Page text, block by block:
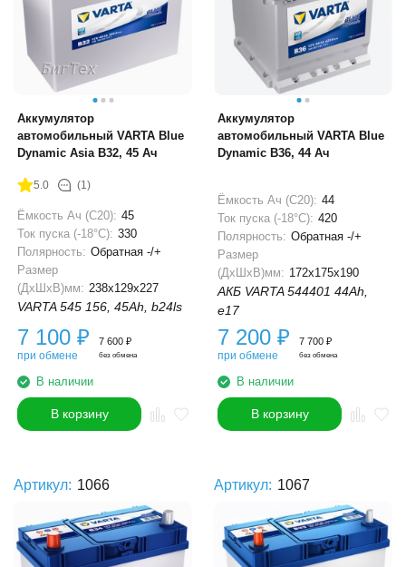
Аккумулятор
автомобильный VARTA Blue
Dynamic Asia B32, 45 Ач
5.0 (1)
Ёмкость Ач (С20): 45
Ток пуска (-18°С): 330
Полярность: Обратная -/+
Размер
(ДхШхВ)мм: 238x129x227
VARTA 545 156, 45Ah, b24ls
7 100 ₽
при обмене
7 600 ₽
без обмена
В наличии
В корзину
Аккумулятор
автомобильный VARTA Blue
Dynamic B36, 44 Ач
Ёмкость Ач (С20): 44
Ток пуска (-18°С): 420
Полярность: Обратная -/+
Размер
(ДхШхВ)мм: 172x175x190
АКБ VARTA 544401 44Ah,
e17
7 200 ₽
при обмене
7 700 ₽
без обмена
В наличии
В корзину
Артикул: 1066 Артикул: 1067